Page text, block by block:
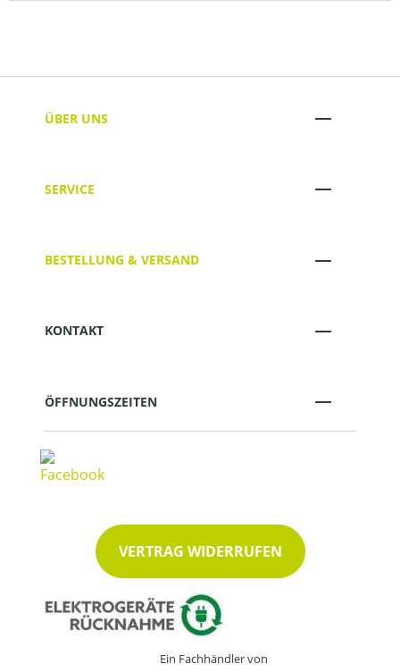
ÜBER UNS
SERVICE
BESTELLUNG & VERSAND
KONTAKT
ÖFFNUNGSZEITEN
VERTRAG WIDERRUFEN
Ein Fachhändler von